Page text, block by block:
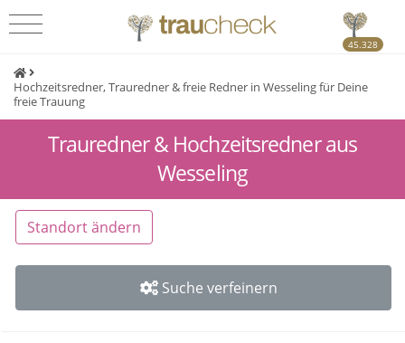
45.328
Hochzeitsredner, Trauredner & freie Redner in Wesseling für Deine
freie Trauung
Trauredner & Hochzeitsredner aus
Wesseling
Standort ändern
Suche verfeinern